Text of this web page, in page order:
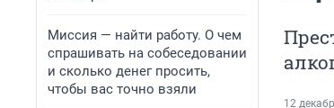
Миссия — найти работу. О чем
спрашивать на собеседовании
и сколько денег просить,
чтобы вас точно взяли
12